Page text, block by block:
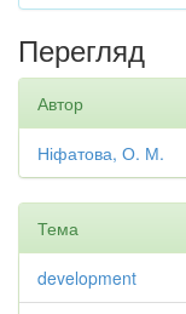
Перегляд
Автор
Ніфатова, О. М.
Тема
development